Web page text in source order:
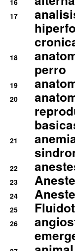
16
17
18
perro
19
20
21
22
23
24
25
26